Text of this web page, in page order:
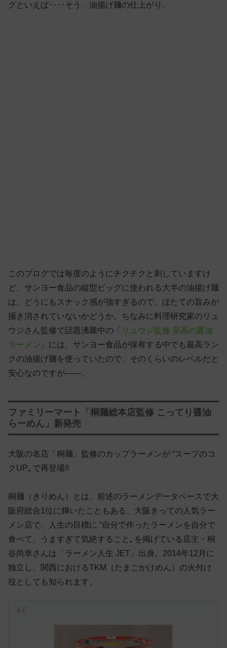
グといえば‥‥そう、油揚げ麺の仕上がり。
このブログでは毎度のようにチクチクと刺していますけ
ど、サンヨー食品の縦型ビッグに使われる大半の油揚げ麺
は、どうにもスナック感が強すぎるので、ほたての旨みが
掻き消されていないかどうか。ちなみに料理研究家のリュ
ウジさん監修で話題沸騰中の「 リュウジ監修 至高の醤油
ラーメン 」には、サンヨー食品が保有する中でも最高ラン
クの油揚げ麺を使っていたので、そのくらいのレベルだと
安心なのですが——。
ファミリーマート「桐麺総本店監修 こってり醤油
らーめん」新発売
大阪の名店「桐麺」監修のカップラーメンが “スープのコ
クUP„ で再登場!!
桐麺（きりめん）とは、前述のラーメンデータベースで大
阪府総合1位に輝いたこともある、大阪きっての人気ラー
メン店で、人生の目標に “自分で作ったラーメンを自分で
食べて、うますぎて気絶すること„ を掲げている店主・桐
谷尚幸さんは「ラーメン人生 JET」出身。2014年12月に
独立し、関西におけるTKM（たまごかけめん）の火付け
役としても知られます。